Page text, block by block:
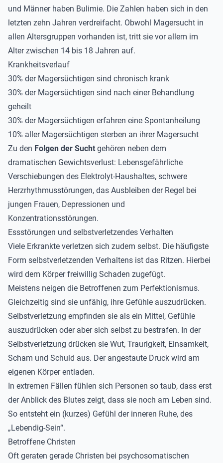
und Männer haben Bulimie. Die Zahlen haben sich in den
letzten zehn Jahren verdreifacht. Obwohl Magersucht in
allen Altersgruppen vorhanden ist, tritt sie vor allem im
Alter zwischen 14 bis 18 Jahren auf.
Krankheitsverlauf
30% der Magersüchtigen sind chronisch krank
30% der Magersüchtigen sind nach einer Behandlung
geheilt
30% der Magersüchtigen erfahren eine Spontanheilung
10% aller Magersüchtigen sterben an ihrer Magersucht
Zu den Folgen der Sucht gehören neben dem
dramatischen Gewichtsverlust: Lebensgefährliche
Verschiebungen des Elektrolyt-Haushaltes, schwere
Herzrhythmusstörungen, das Ausbleiben der Regel bei
jungen Frauen, Depressionen und
Konzentrationsstörungen.
Essstörungen und selbstverletzendes Verhalten
Viele Erkrankte verletzen sich zudem selbst. Die häufigste
Form selbstverletzenden Verhaltens ist das Ritzen. Hierbei
wird dem Körper freiwillig Schaden zugefügt.
Meistens neigen die Betroffenen zum Perfektionismus.
Gleichzeitig sind sie unfähig, ihre Gefühle auszudrücken.
Selbstverletzung empfinden sie als ein Mittel, Gefühle
auszudrücken oder aber sich selbst zu bestrafen. In der
Selbstverletzung drücken sie Wut, Traurigkeit, Einsamkeit,
Scham und Schuld aus. Der angestaute Druck wird am
eigenen Körper entladen.
In extremen Fällen fühlen sich Personen so taub, dass erst
der Anblick des Blutes zeigt, dass sie noch am Leben sind.
So entsteht ein (kurzes) Gefühl der inneren Ruhe, des
„Lebendig-Sein“.
Betroffene Christen
Oft geraten gerade Christen bei psychosomatischen